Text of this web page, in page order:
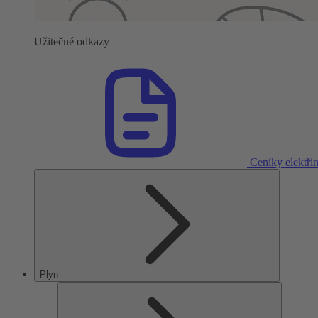
Užitečné odkazy
Ceníky
Plyn